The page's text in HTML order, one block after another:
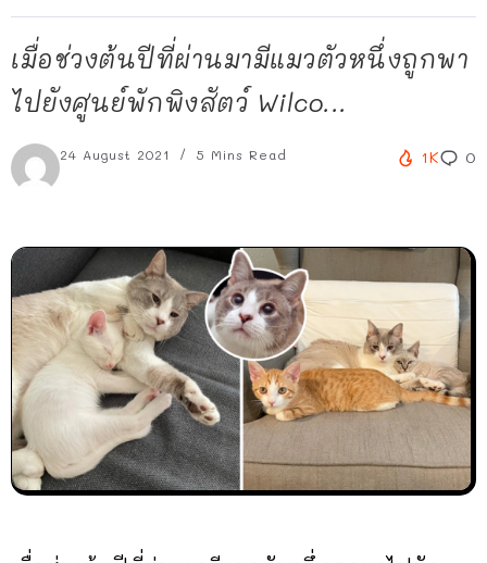
เมื่อช่วงต้นปีที่ผ่านมามีแมวตัวหนึ่งถูกพา
ไปยังศูนย์พักพิงสัตว์ Wilco...
24 August 2021 5 Mins Read 1K 0